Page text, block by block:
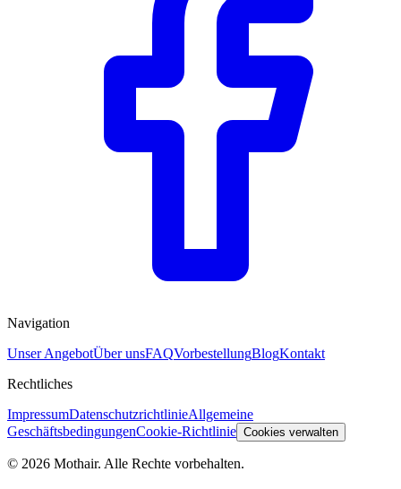
Navigation
Unser AngebotÜber unsFAQVorbestellungBlogKontakt
Rechtliches
ImpressumDatenschutzrichtlinieAllgemeine
GeschäftsbedingungenCookie-Richtlinie Cookies verwalten
© 2026 Mothair. Alle Rechte vorbehalten.